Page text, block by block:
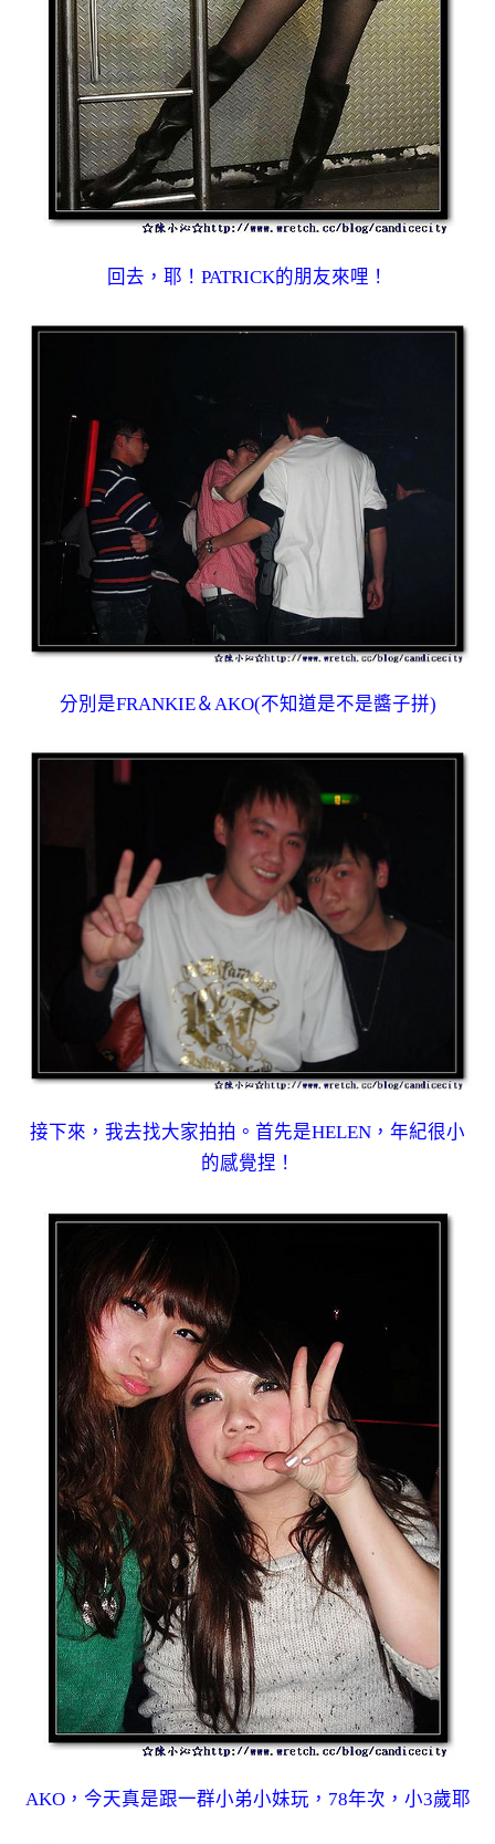
回去，耶！PATRICK的朋友來哩！
分別是FRANKIE＆AKO(不知道是不是醬子拼)
接下來，我去找大家拍拍。首先是HELEN，年紀很小
的感覺捏！
AKO，今天真是跟一群小弟小妹玩，78年次，小3歲耶